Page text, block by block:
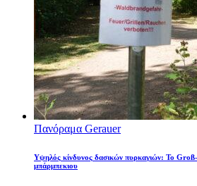
Πανόραμα Gerauer
Υψηλός κίνδυνος δασικών πυρκαγιών: Το
μπάρμπεκιου